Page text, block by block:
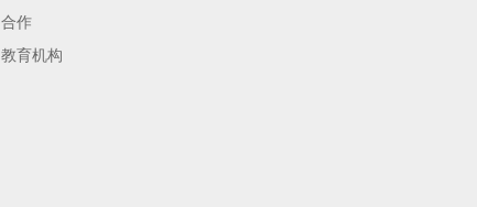
合作
教育机构